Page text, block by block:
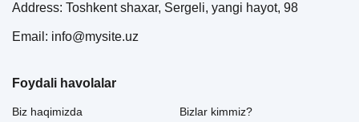
Address: Toshkent shaxar, Sergeli, yangi hayot, 98
Email: info@mysite.uz
Foydali havolalar
Biz haqimizda
Bizlar kimmiz?